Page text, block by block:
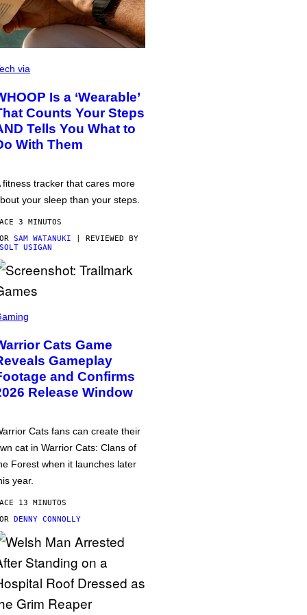
via
Is a ‘Wearable’
Counts Your Steps
Tells You What to
With Them
fitness tracker that cares more
your sleep than your steps.
3 MINUTOS
SAM WATANUKI | REVIEWED BY
USIGAN
Cats Game
Gameplay
and Confirms
Release Window
Cats fans can create their
cat in Warrior Cats: Clans of
Forest when it launches later
year.
13 MINUTOS
DENNY CONNOLLY